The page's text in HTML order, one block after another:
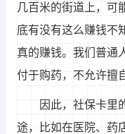
几百米的街道上，可
底有没有这么赚钱不
真的赚钱。我们普通
付于购药，不允许擅
因此，社保卡里
途，比如在医院、药